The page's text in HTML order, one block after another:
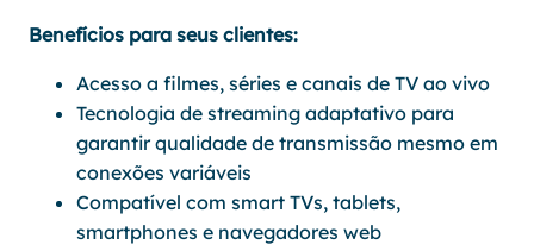
Benefícios para seus clientes:
Acesso a filmes, séries e canais de TV ao vivo
Tecnologia de streaming adaptativo para
garantir qualidade de transmissão mesmo em
conexões variáveis
Compatível com smart TVs, tablets,
smartphones e navegadores web